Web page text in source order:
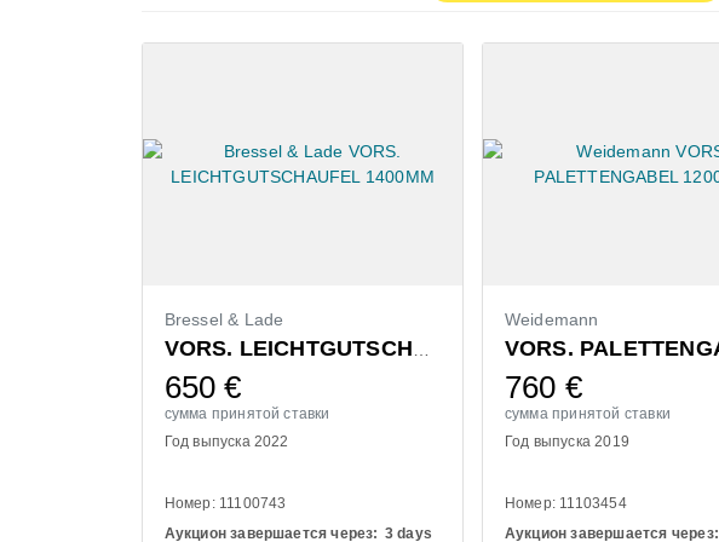
Bressel & Lade
650 €
сумма принятой ставки
Год выпуска 2022
Номер: 11100743
Аукцион завершается через: 3 days
Weidemann
760 €
сумма принятой ставки
Год выпуска 2019
Номер: 11103454
Аукцион завершается через: